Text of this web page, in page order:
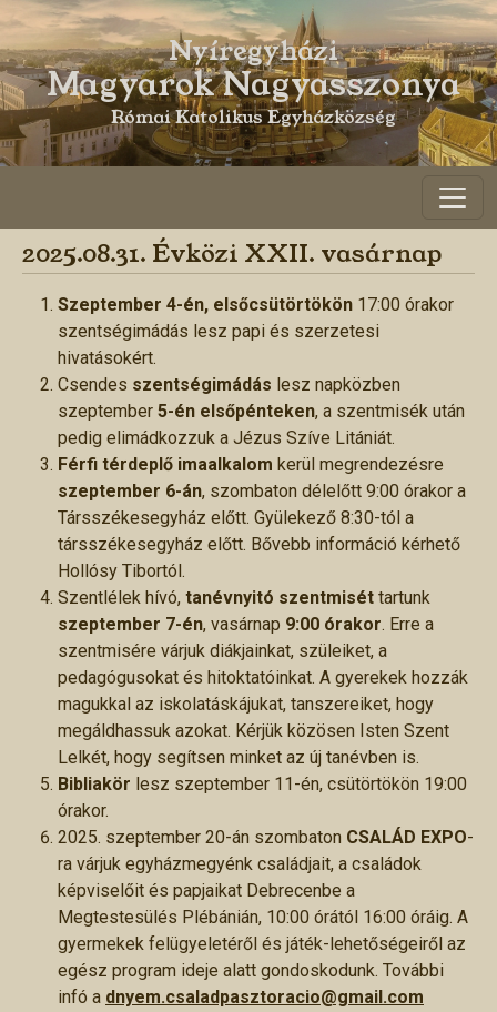
>
Nyíregyházi
Magyarok Nagyasszonya
Római Katolikus Egyházközség
2025.08.31. Évközi XXII. vasárnap
Szeptember 4-én, elsőcsütörtökön 17:00 órakor
szentségimádás lesz papi és szerzetesi
hivatásokért.
Csendes szentségimádás lesz napközben
szeptember 5-én elsőpénteken, a szentmisék után
pedig elimádkozzuk a Jézus Szíve Litániát.
Férfi térdeplő imaalkalom kerül megrendezésre
szeptember 6-án, szombaton délelőtt 9:00 órakor a
Társszékesegyház előtt. Gyülekező 8:30-tól a
társszékesegyház előtt. Bővebb információ kérhető
Hollósy Tibortól.
Szentlélek hívó, tanévnyitó szentmisét tartunk
szeptember 7-én, vasárnap 9:00 órakor. Erre a
szentmisére várjuk diákjainkat, szüleiket, a
pedagógusokat és hitoktatóinkat. A gyerekek hozzák
magukkal az iskolatáskájukat, tanszereiket, hogy
megáldhassuk azokat. Kérjük közösen Isten Szent
Lelkét, hogy segítsen minket az új tanévben is.
Bibliakör lesz szeptember 11-én, csütörtökön 19:00
órakor.
2025. szeptember 20-án szombaton CSALÁD EXPO-
ra várjuk egyházmegyénk családjait, a családok
képviselőit és papjaikat Debrecenbe a
Megtestesülés Plébánián, 10:00 órától 16:00 óráig. A
gyermekek felügyeletéről és játék-lehetőségeiről az
egész program ideje alatt gondoskodunk. További
infó a dnyem.csaladpasztoracio@gmail.com